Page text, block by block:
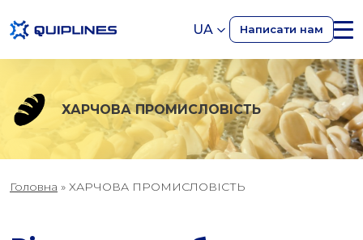
UA Написати нам
ХАРЧОВА ПРОМИСЛОВІСТЬ
Головна » ХАРЧОВА ПРОМИСЛОВІСТЬ